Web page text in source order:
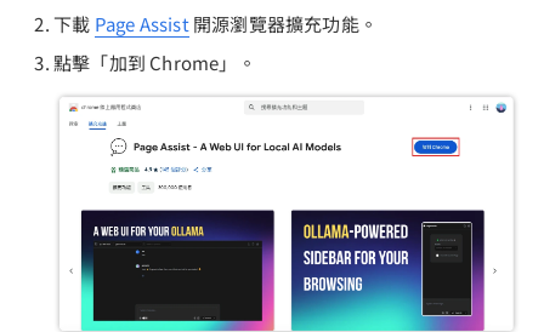
下載 Page Assist開源瀏覽器擴充功能。
點擊「加到 Chrome」。